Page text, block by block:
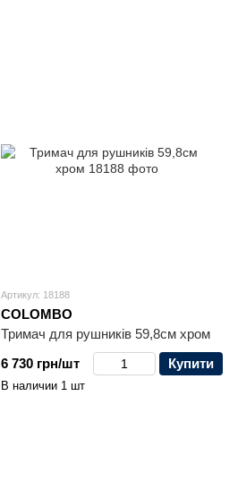
Артикул: 18188
COLOMBO
Тримач для рушників 59,8см хром
6 730 грн/шт
Купити
В наличии 1 шт